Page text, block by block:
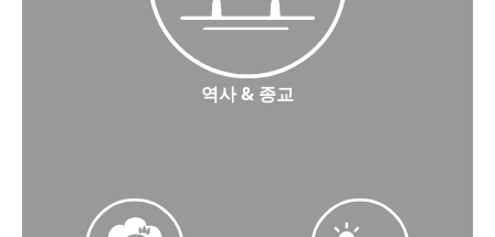
역사 & 종교